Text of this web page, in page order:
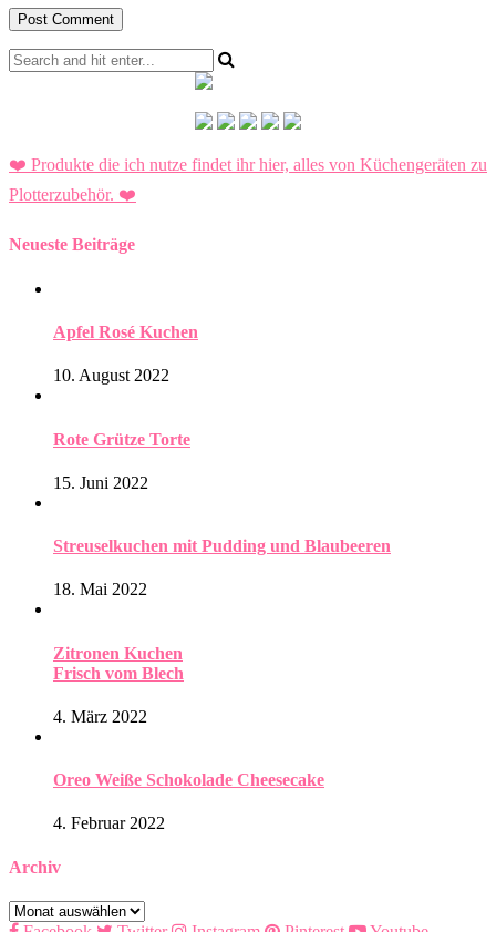
❤️ Produkte die ich nutze findet ihr hier, alles von Küchengeräten zu
Plotterzubehör. ❤️
Neueste Beiträge
Apfel Rosé Kuchen
10. August 2022
Rote Grütze Torte
15. Juni 2022
Streuselkuchen mit Pudding und Blaubeeren
18. Mai 2022
Zitronen Kuchen
Frisch vom Blech
4. März 2022
Oreo Weiße Schokolade Cheesecake
4. Februar 2022
Archiv
Archiv